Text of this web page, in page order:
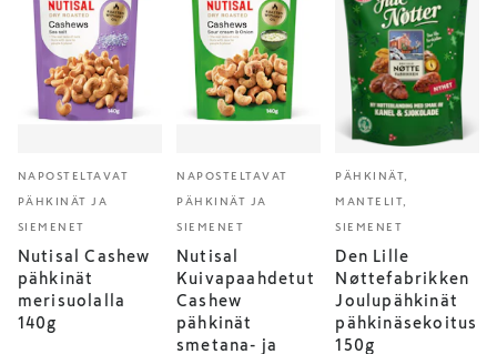
NAPOSTELTAVAT
PÄHKINÄT JA
SIEMENET
Nutisal Cashew
pähkinät
merisuolalla
140g
NAPOSTELTAVAT
PÄHKINÄT JA
SIEMENET
Nutisal
Kuivapaahdetut
Cashew
pähkinät
smetana- ja
PÄHKINÄT,
MANTELIT,
SIEMENET
Den Lille
Nøttefabrikken
Joulupähkinät
pähkinäsekoitus
150g